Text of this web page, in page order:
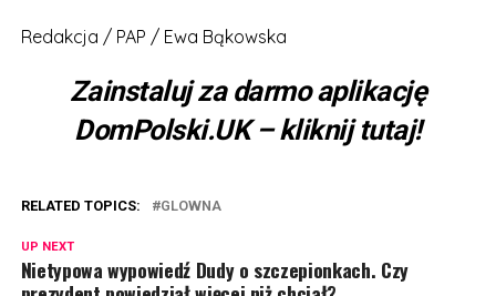
Redakcja / PAP / Ewa Bąkowska
Zainstaluj za darmo aplikację
DomPolski.UK – kliknij tutaj!
RELATED TOPICS: GLOWNA
UP NEXT
Nietypowa wypowiedź Dudy o szczepionkach. Czy